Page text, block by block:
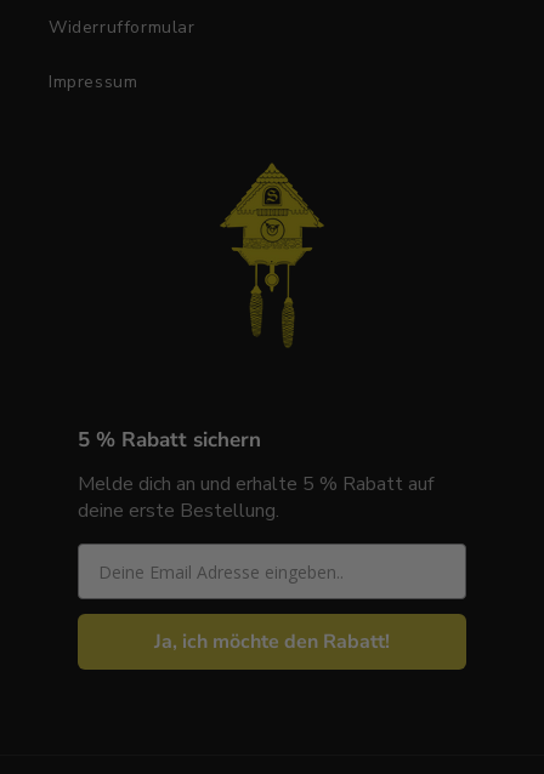
Widerrufformular
Impressum
5 % Rabatt sichern
Melde dich an und erhalte 5 % Rabatt auf
deine erste Bestellung.
Email
Ja, ich möchte den Rabatt!